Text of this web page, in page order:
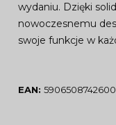
wydaniu. Dzięki
nowoczesnemu
swoje funkcje w
EAN: 5906508742600